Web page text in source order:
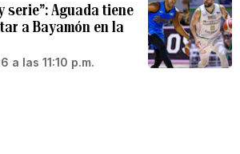
serie”: Aguada tiene
a Bayamón en la
a las 11:10 p.m.